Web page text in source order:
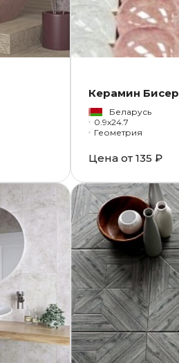
Керамин Бисер
Беларусь
0.9x24.7
Геометрия
Цена от 135 ₽